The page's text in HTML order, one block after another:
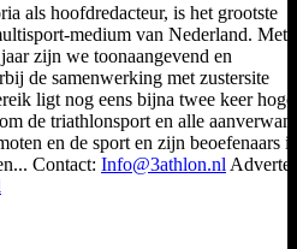
als hoofdredacteur, is het grootste
medium van Nederland. Met
zijn we toonaangevend en
de samenwerking met zustersite
ligt nog eens bijna twee keer
de triathlonsport en alle
en de sport en zijn beoefenaars
Contact: Info@3athlon.nl